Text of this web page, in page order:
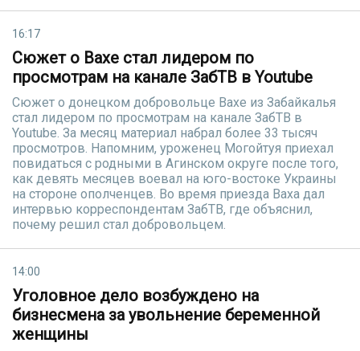
16:17
Сюжет о Вахе стал лидером по
просмотрам на канале ЗабТВ в Youtube
Сюжет о донецком добровольце Вахе из Забайкалья
стал лидером по просмотрам на канале ЗабТВ в
Youtube. За месяц материал набрал более 33 тысяч
просмотров. Напомним, уроженец Могойтуя приехал
повидаться с родными в Агинском округе после того,
как девять месяцев воевал на юго-востоке Украины
на стороне ополченцев. Во время приезда Ваха дал
интервью корреспондентам ЗабТВ, где объяснил,
почему решил стал добровольцем.
14:00
Уголовное дело возбуждено на
бизнесмена за увольнение беременной
женщины